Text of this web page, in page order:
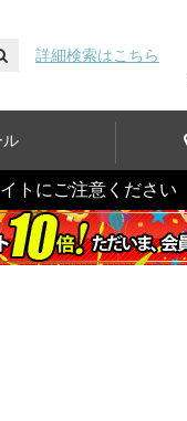
詳細検索はこちら
ル
トにご注意ください